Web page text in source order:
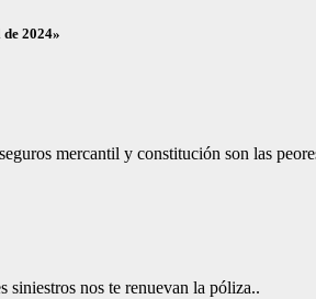
2024»
mercantil y constitución son las
siniestros nos te renuevan la póliza..